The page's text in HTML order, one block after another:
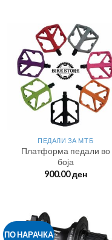
ПЕДАЛИ ЗА МТБ
Платформа педали во
боја
900.00ден
ПО НАРАЧКА